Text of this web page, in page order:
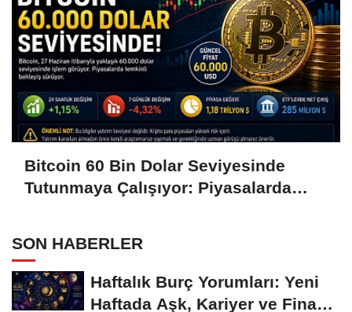
Bitcoin 60 Bin Dolar Seviyesinde
Tutunmaya Çalışıyor: Piyasalarda
SON HABERLER
Haftalık Burç Yorumları: Yeni
Haftada Aşk, Kariyer ve Finans